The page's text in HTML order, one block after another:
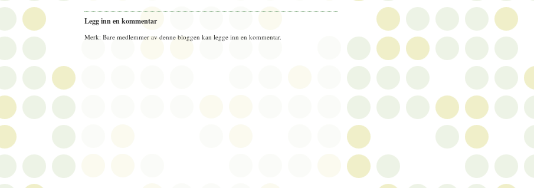
Legg inn en kommentar
Merk: Bare medlemmer av denne bloggen kan legge inn en kommentar.